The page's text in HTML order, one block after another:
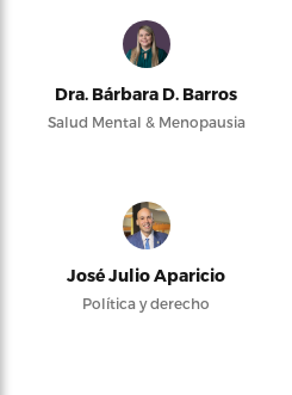
Dra. Bárbara D. Barros
Salud Mental & Menopausia
José Julio Aparicio
Política y derecho